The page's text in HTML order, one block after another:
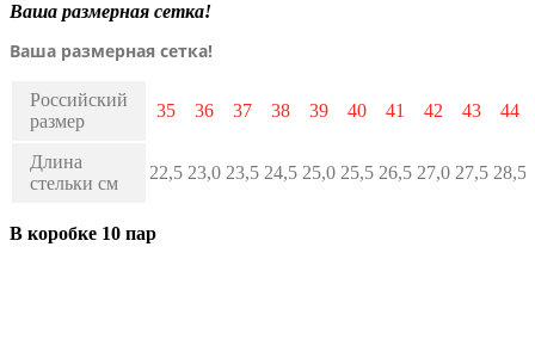
Ваша размерная сетка!
Ваша размерная сетка!
Российский
размер
35 36 37 38 39 40 41 42 43 44
Длина
стельки см
22,5 23,0 23,5 24,5 25,0 25,5 26,5 27,0 27,5 28,5
В коробке 10 пар